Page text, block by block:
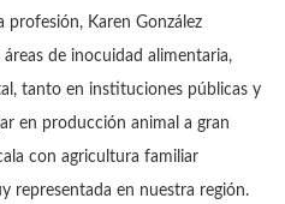
profesión, Karen González
de inocuidad alimentaria,
tanto en instituciones públicas y
en producción animal a gran
con agricultura familiar
representada en nuestra región.